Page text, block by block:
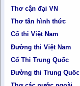
Thơ cận đại VN
Thơ tân hình thức
Cổ thi Việt Nam
Đường thi Việt Nam
Cổ Thi Trung Quốc
Đường thi Trung Quốc